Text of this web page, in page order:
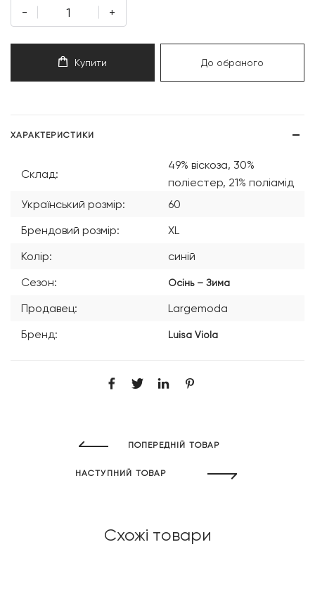
- +
Купити До обраного
ХАРАКТЕРИСТИКИ
Склад:
49% віскоза, 30%
поліестер, 21% поліамід
Український розмір:
60
Брендовий розмір:
XL
Колір:
синій
Сезон:
Осінь – Зима
Продавец:
Largemoda
Бренд:
Luisa Viola
ПОПЕРЕДНІЙ ТОВАР
НАСТУПНИЙ ТОВАР
Схожі товари